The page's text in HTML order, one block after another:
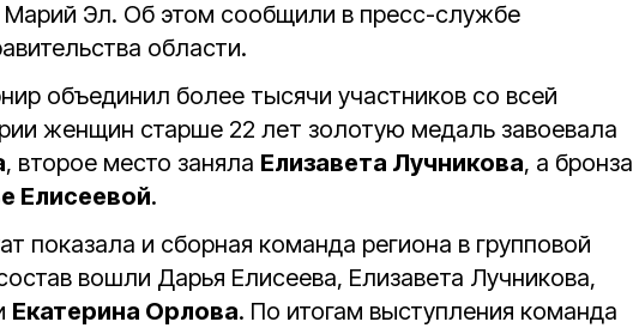
Марий Эл. Об этом сообщили в пресс-службе
области.
объединил более тысячи участников со всей
женщин старше 22 лет золотую медаль завоевала
, второе место заняла Елизавета Лучникова, а бронза
Елисеевой.
показала и сборная команда региона в групповой
вошли Дарья Елисеева, Елизавета Лучникова,
Екатерина Орлова. По итогам выступления команда